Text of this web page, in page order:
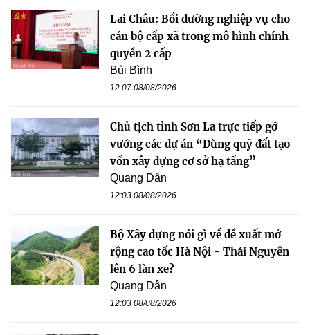
Lai Châu: Bồi dưỡng nghiệp vụ cho
cán bộ cấp xã trong mô hình chính
quyền 2 cấp
Bùi Bình
12:07 08/08/2026
Chủ tịch tỉnh Sơn La trực tiếp gỡ
vướng các dự án “Dùng quỹ đất tạo
vốn xây dựng cơ sở hạ tầng”
Quang Dân
12:03 08/08/2026
Bộ Xây dựng nói gì về đề xuất mở
rộng cao tốc Hà Nội - Thái Nguyên
lên 6 làn xe?
Quang Dân
12:03 08/08/2026